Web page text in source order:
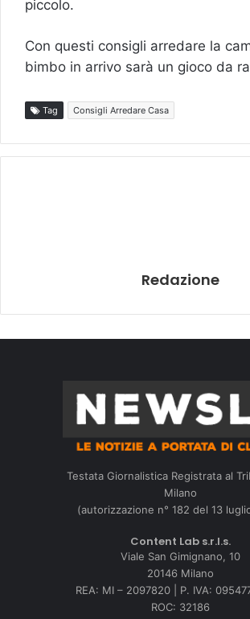
piccolo.
Con questi consigli arredare la
bimbo in arrivo sarà un gioco da
Tag Consigli Arredare Casa
Redazione
Testata Giornalistica Registrata al
Milano
(autorizzazione n° 182 del 13
Content Lab s.r.l.s.
Viale San Gimignano, 10
20146 Milano
REA: MI – 2097820 | P. IVA:
ROC: 32186